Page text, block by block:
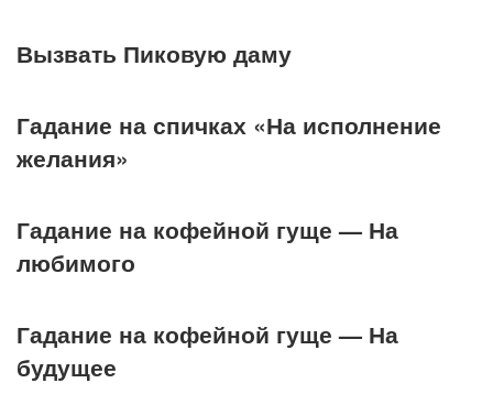
Вызвать Пиковую даму
Гадание на спичках «На исполнение
желания»
Гадание на кофейной гуще — На
любимого
Гадание на кофейной гуще — На
будущее